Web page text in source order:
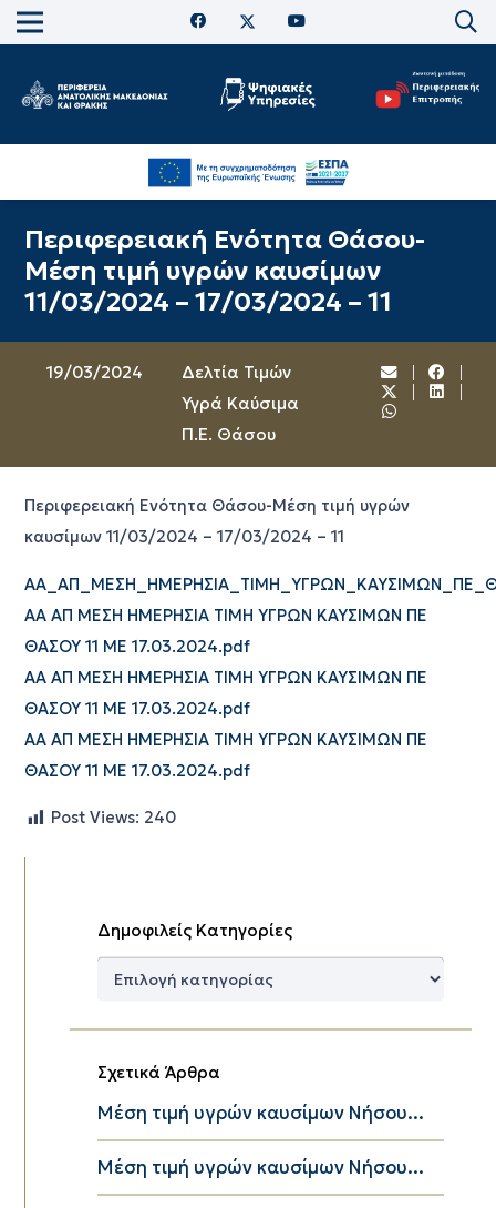
Περιφερειακή Ενότητα Θάσου-
Μέση τιμή υγρών καυσίμων
11/03/2024 – 17/03/2024 – 11
19/03/2024
Δελτία Τιμών
Υγρά Καύσιμα
Π.Ε. Θάσου
Περιφερειακή Ενότητα Θάσου-Μέση τιμή υγρών
καυσίμων 11/03/2024 – 17/03/2024 – 11
ΑΑ ΑΠ ΜΕΣΗ ΗΜΕΡΗΣΙΑ ΤΙΜΗ ΥΓΡΩΝ ΚΑΥΣΙΜΩΝ ΠΕ
ΘΑΣΟΥ 11 ΜΕ 17.03.2024.pdf
ΑΑ ΑΠ ΜΕΣΗ ΗΜΕΡΗΣΙΑ ΤΙΜΗ ΥΓΡΩΝ ΚΑΥΣΙΜΩΝ ΠΕ
ΘΑΣΟΥ 11 ΜΕ 17.03.2024.pdf
ΑΑ ΑΠ ΜΕΣΗ ΗΜΕΡΗΣΙΑ ΤΙΜΗ ΥΓΡΩΝ ΚΑΥΣΙΜΩΝ ΠΕ
ΘΑΣΟΥ 11 ΜΕ 17.03.2024.pdf
Post Views: 240
Δημοφιλείς Κατηγορίες
Δημοφιλείς
Σχετικά Άρθρα
Μέση τιμή υγρών καυσίμων Νήσου...
Μέση τιμή υγρών καυσίμων Νήσου...